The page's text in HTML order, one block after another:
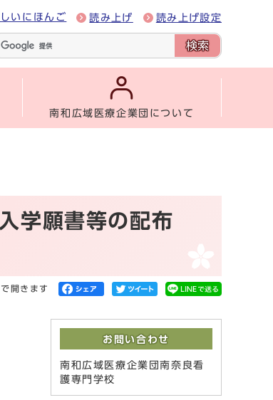
いにほんご 読み上げ 読み上げ設定
検索
南和広域医療企業団について
学願書等の配布
開きます
お問い合わせ
南和広域医療企業団南奈良看
護専門学校